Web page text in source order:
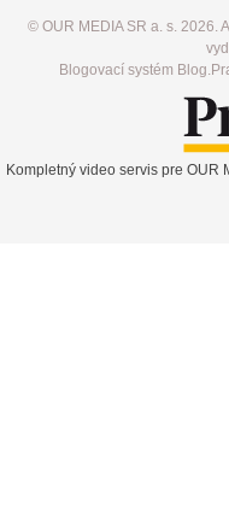
© OUR MEDIA SR a. s. 2026.
Blogovací systém
Kompletný video servis pre OUR